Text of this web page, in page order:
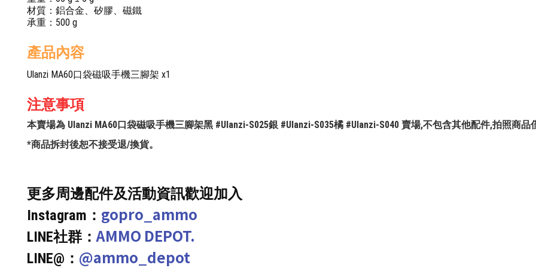
材質：鋁合金、矽膠、磁鐵
承重：500 g
產品內容
Ulanzi MA60口袋磁吸手機三腳架 x1
注意事項
本賣場為 Ulanzi MA60口袋磁吸手機三腳架黑 #Ulanzi-S025銀 #Ulanzi-S035橘 #Ulanzi-S040 賣場,不包含其他配件,拍照商品
*商品拆封後恕不接受退/換貨。
更多周邊配件及活動資訊歡迎加入
Instagram： gopro_ammo
LINE社群：AMMO DEPOT.
LINE@： @ammo_depot